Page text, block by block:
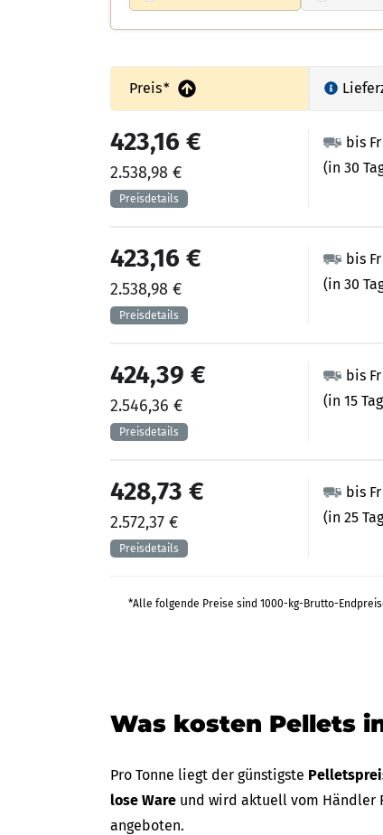
Preis*
bis
(in 30
423,16 €
2.538,98 €
bis
(in 30
423,16 €
2.538,98 €
bis
(in 15
424,39 €
2.546,36 €
bis
(in 25
428,73 €
2.572,37 €
*Alle folgende Preise sind 1000-kg-Brutto-
Was kosten Pellets
Pro Tonne liegt der günstigste
lose Ware und wird aktuell vom Händler
angeboten.